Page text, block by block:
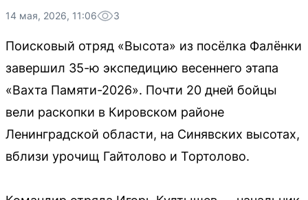
14 мая, 2026, 11:06 3
Поисковый отряд «Высота» из посёлка Фалёнки
завершил 35-ю экспедицию весеннего этапа
«Вахта Памяти-2026». Почти 20 дней бойцы
вели раскопки в Кировском районе
Ленинградской области, на Синявских высотах,
вблизи урочищ Гайтолово и Тортолово.